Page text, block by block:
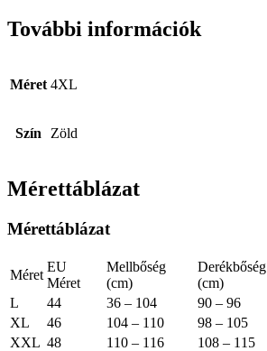
További információk
Méret 4XL
Szín Zöld
Mérettáblázat
Mérettáblázat
Méret
EU
Méret
Mellbőség
(cm)
Derékbőség
(cm)
L
44 36 – 104 90 – 96
XL
46 104 – 110 98 – 105
XXL 48 110 – 116 108 – 115